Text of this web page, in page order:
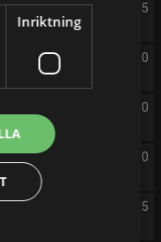
19:15
20:00
21:00
21:50
22:45
Inriktning